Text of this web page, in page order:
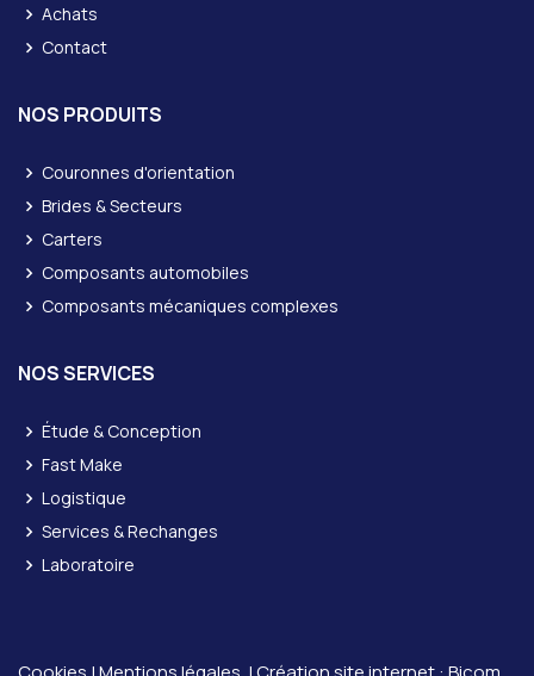
Achats
Contact
NOS PRODUITS
Couronnes d'orientation
Brides & Secteurs
Carters
Composants automobiles
Composants mécaniques complexes
NOS SERVICES
Étude & Conception
Fast Make
Logistique
Services & Rechanges
Laboratoire